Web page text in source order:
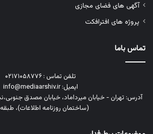
آگهی های فضای مجازی
پروژه های افترافکت
تماس باما
تلفن تماس : ۰۲۱۷۱۰۵۸۷۷۶
ایمیل: info@mediaarshiv.ir
(ساختمان روزنامه اطلاعات)، طبقه ۱۳